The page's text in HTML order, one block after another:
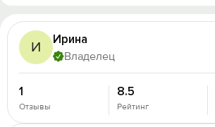
И Ирина
Владелец
1
Отзывы
8.5
Рейтинг